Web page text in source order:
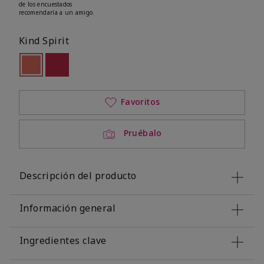
de los encuestados
recomendaría a un amigo.
Kind Spirit
seleccionado
Out of stock
Pruébalo
Favoritos
Descripción del producto
Información general
Ingredientes clave